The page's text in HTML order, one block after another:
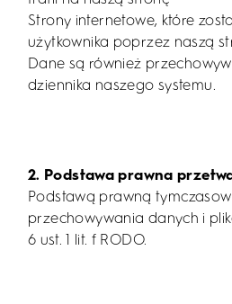
Strony internetowe, które
użytkownika poprzez naszą
Dane są również
dziennika naszego systemu.
2. Podstawa prawna
Podstawą prawną
przechowywania danych i
6 ust. 1 lit. f RODO.